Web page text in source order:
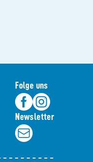
Folge uns
Newsletter